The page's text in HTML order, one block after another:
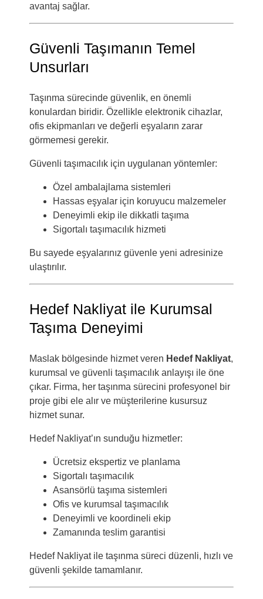
avantaj sağlar.
Güvenli Taşımanın Temel
Unsurları
Taşınma sürecinde güvenlik, en önemli
konulardan biridir. Özellikle elektronik cihazlar,
ofis ekipmanları ve değerli eşyaların zarar
görmemesi gerekir.
Güvenli taşımacılık için uygulanan yöntemler:
Özel ambalajlama sistemleri
Hassas eşyalar için koruyucu malzemeler
Deneyimli ekip ile dikkatli taşıma
Sigortalı taşımacılık hizmeti
Bu sayede eşyalarınız güvenle yeni adresinize
ulaştırılır.
Hedef Nakliyat ile Kurumsal
Taşıma Deneyimi
Maslak bölgesinde hizmet veren Hedef Nakliyat,
kurumsal ve güvenli taşımacılık anlayışı ile öne
çıkar. Firma, her taşınma sürecini profesyonel bir
proje gibi ele alır ve müşterilerine kusursuz
hizmet sunar.
Hedef Nakliyat’ın sunduğu hizmetler:
Ücretsiz ekspertiz ve planlama
Sigortalı taşımacılık
Asansörlü taşıma sistemleri
Ofis ve kurumsal taşımacılık
Deneyimli ve koordineli ekip
Zamanında teslim garantisi
Hedef Nakliyat ile taşınma süreci düzenli, hızlı ve
güvenli şekilde tamamlanır.